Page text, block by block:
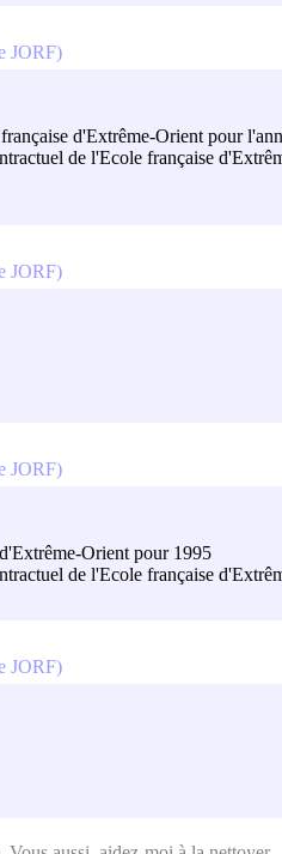
d'Extrême-Orient pour
de l'Ecole française
JORF)
JORF)
Orient pour 1995
de l'Ecole française
JORF)
JORF)